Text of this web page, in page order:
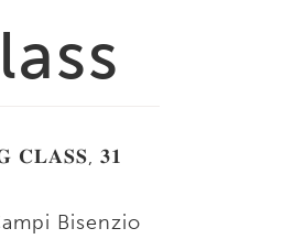
𝐂𝐋𝐀𝐒𝐒, 𝟑𝟏
Bisenzio